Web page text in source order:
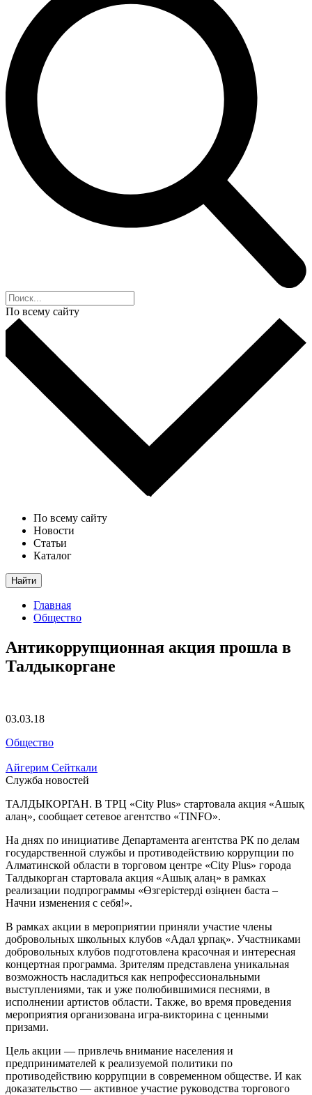
По всему сайту
По всему сайту
Новости
Статьи
Каталог
Найти
Главная
Общество
Антикоррупционная акция прошла в
Талдыкоргане
03.03.18
Общество
Айгерим Сейткали
Служба новостей
ТАЛДЫКОРГАН. В ТРЦ «City Plus» стартовала акция «Ашық
алаң», сообщает сетевое агентство «TINFO».
На днях по инициативе Департамента агентства РК по делам
государственной службы и противодействию коррупции по
Алматинской области в торговом центре «City Plus» города
Талдыкорган стартовала акция «Ашық алаң» в рамках
реализации подпрограммы «Өзгерістерді өзіңнен баста –
Начни изменения с себя!».
В рамках акции в мероприятии приняли участие члены
добровольных школьных клубов «Адал ұрпақ». Участниками
добровольных клубов подготовлена красочная и интересная
концертная программа. Зрителям представлена уникальная
возможность насладиться как непрофессиональными
выступлениями, так и уже полюбившимися песнями, в
исполнении артистов области. Также, во время проведения
мероприятия организована игра-викторина с ценными
призами.
Цель акции — привлечь внимание населения и
предпринимателей к реализуемой политики по
противодействию коррупции в современном обществе. И как
доказательство — активное участие руководства торгового